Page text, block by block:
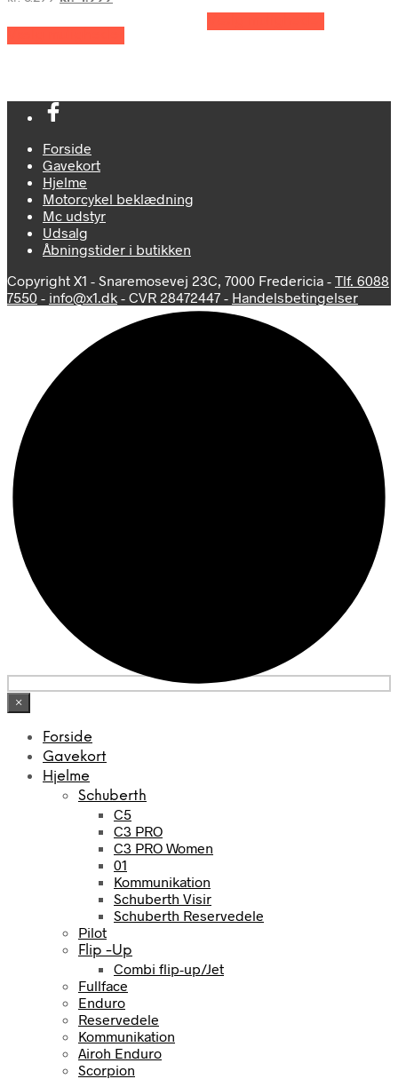
pris
var:
pris
er:
Mulighederne
pris
var:
pris
er:
kan
Forside
Gavekort
Hjelme
Motorcykel beklædning
Mc udstyr
Udsalg
Åbningstider i butikken
Copyright X1 - Snaremosevej 23C, 7000 Fredericia - Tlf. 6088
7550 - info@x1.dk - CVR 28472447 - Handelsbetingelser
×
Forside
Gavekort
Hjelme
Schuberth
C5
C3 PRO
C3 PRO Women
01
Kommunikation
Schuberth Visir
Schuberth Reservedele
Pilot
Flip -Up
Combi flip-up/Jet
Fullface
Enduro
Reservedele
Kommunikation
Airoh Enduro
Scorpion